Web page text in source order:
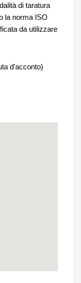
di taratura
la norma ISO
da utilizzare
d'acconto)